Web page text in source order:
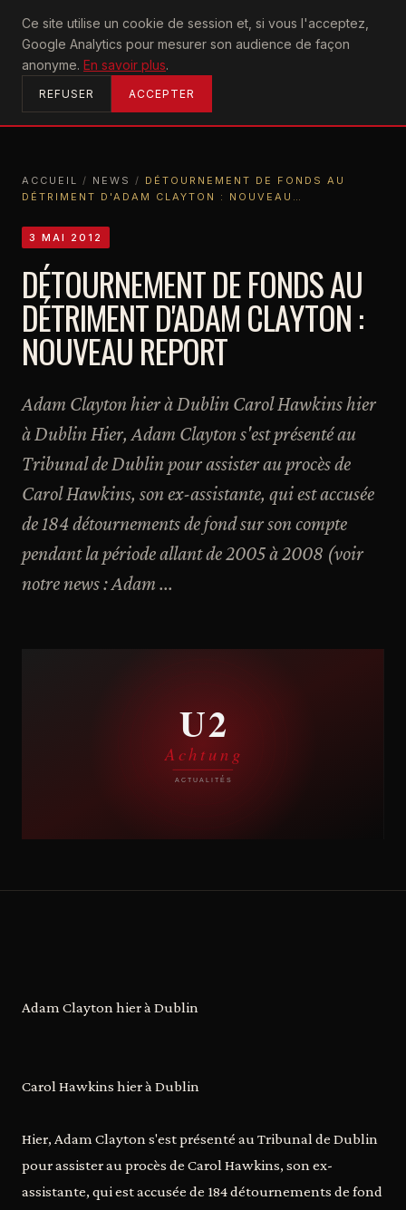
Ce site utilise un cookie de session et, si vous l'acceptez,
Google Analytics pour mesurer son audience de façon
anonyme. En savoir plus.
REFUSER ACCEPTER
U2achtung
ACCUEIL
ACCUEIL / NEWS / DÉTOURNEMENT DE FONDS AU
DÉTRIMENT D'ADAM CLAYTON : NOUVEAU…
3 MAI 2012
DÉTOURNEMENT DE FONDS AU
DÉTRIMENT D'ADAM CLAYTON :
NOUVEAU REPORT
Adam Clayton hier à Dublin Carol Hawkins hier
à Dublin Hier, Adam Clayton s'est présenté au
Tribunal de Dublin pour assister au procès de
Carol Hawkins, son ex-assistante, qui est accusée
de 184 détournements de fond sur son compte
pendant la période allant de 2005 à 2008 (voir
notre news : Adam ...
Adam Clayton hier à Dublin
Carol Hawkins hier à Dublin
Hier, Adam Clayton s'est présenté au Tribunal de Dublin
pour assister au procès de Carol Hawkins, son ex-
assistante, qui est accusée de 184 détournements de fond